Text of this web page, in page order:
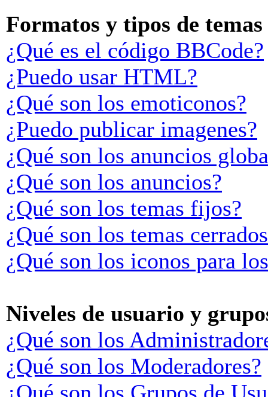
Formatos y tipos de temas
¿Qué es el código BBCode?
¿Puedo usar HTML?
¿Qué son los emoticonos?
¿Puedo publicar imagenes?
¿Qué son los anuncios
¿Qué son los anuncios?
¿Qué son los temas fijos?
¿Qué son los temas
¿Qué son los iconos para
Niveles de usuario y
¿Qué son los
¿Qué son los Moderadores?